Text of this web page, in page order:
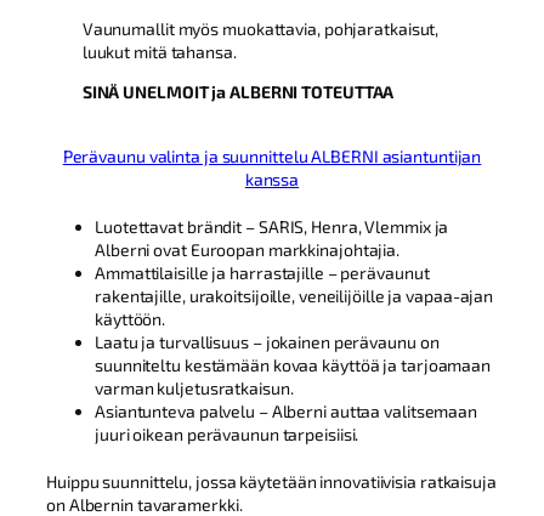
Vaunumallit myös muokattavia, pohjaratkaisut,
luukut mitä tahansa.
SINÄ UNELMOIT ja ALBERNI TOTEUTTAA
Perävaunu valinta ja suunnittelu ALBERNI asiantuntijan
kanssa
Luotettavat brändit – SARIS, Henra, Vlemmix ja
Alberni ovat Euroopan markkinajohtajia.
Ammattilaisille ja harrastajille – perävaunut
rakentajille, urakoitsijoille, veneilijöille ja vapaa-ajan
käyttöön.
Laatu ja turvallisuus – jokainen perävaunu on
suunniteltu kestämään kovaa käyttöä ja tarjoamaan
varman kuljetusratkaisun.
Asiantunteva palvelu – Alberni auttaa valitsemaan
juuri oikean perävaunun tarpeisiisi.
Huippu suunnittelu, jossa käytetään innovatiivisia ratkaisuja
on Albernin tavaramerkki.